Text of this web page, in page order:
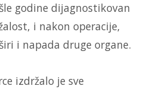
godine dijagnostikovan
i nakon operacije,
i napada druge organe.
izdržalo je sve